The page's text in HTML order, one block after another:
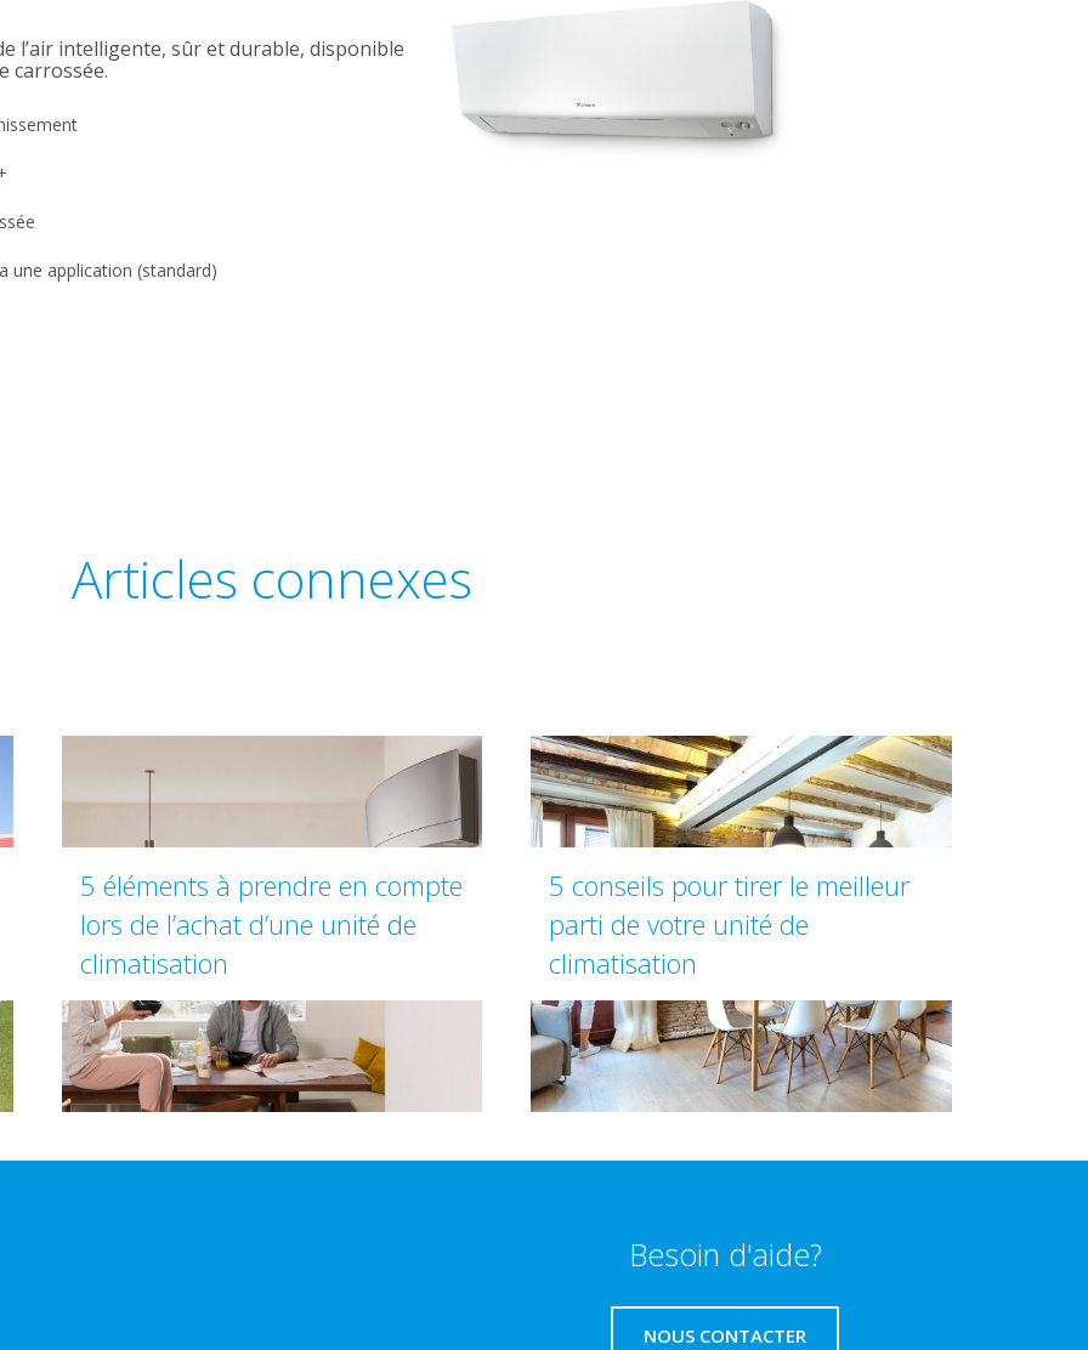
l’air intelligente, sûr et durable, disponible
carrossée.
une application (standard)
Articles connexes
5 éléments à prendre en compte
lors de l’achat d’une unité de
climatisation
5 conseils pour tirer le meilleur
parti de votre unité de
climatisation
Besoin d'aide?
NOUS CONTACTER